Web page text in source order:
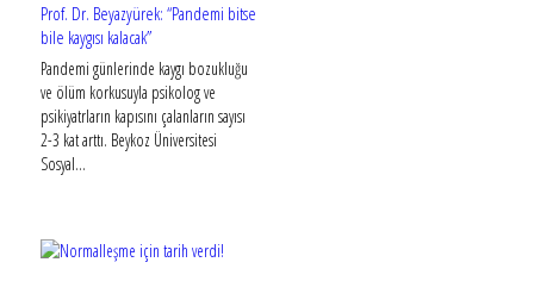
Prof. Dr. Beyazyürek: “Pandemi bitse
bile kaygısı kalacak”
Pandemi günlerinde kaygı bozukluğu
ve ölüm korkusuyla psikolog ve
psikiyatrların kapısını çalanların sayısı
2-3 kat arttı. Beykoz Üniversitesi
Sosyal...